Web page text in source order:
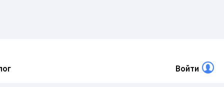
Войти